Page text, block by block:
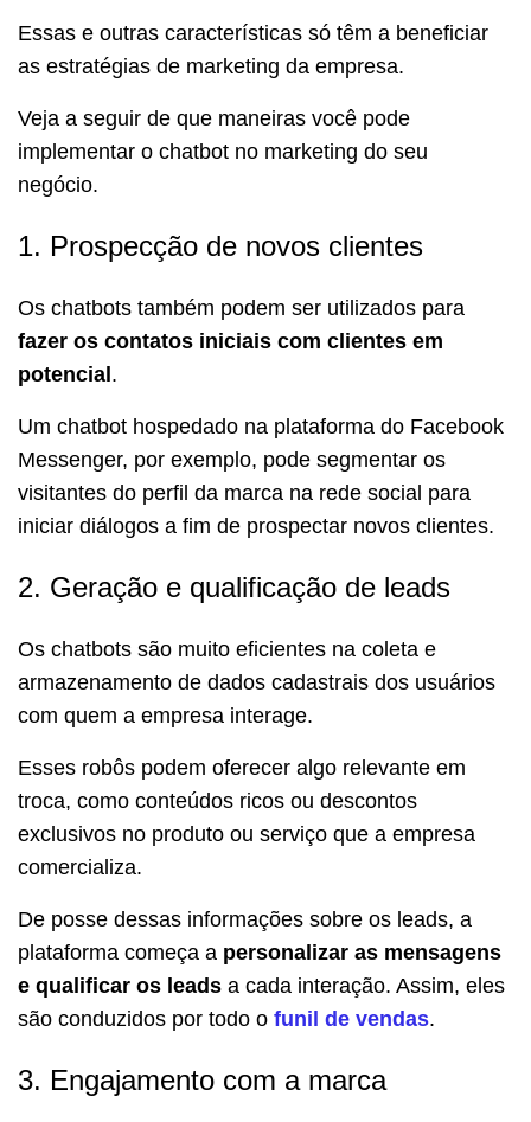
Essas e outras características só têm a beneficiar
as estratégias de marketing da empresa.
Veja a seguir de que maneiras você pode
implementar o chatbot no marketing do seu
negócio.
1. Prospecção de novos clientes
Os chatbots também podem ser utilizados para
fazer os contatos iniciais com clientes em
potencial.
Um chatbot hospedado na plataforma do Facebook
Messenger, por exemplo, pode segmentar os
visitantes do perfil da marca na rede social para
iniciar diálogos a fim de prospectar novos clientes.
2. Geração e qualificação de leads
Os chatbots são muito eficientes na coleta e
armazenamento de dados cadastrais dos usuários
com quem a empresa interage.
Esses robôs podem oferecer algo relevante em
troca, como conteúdos ricos ou descontos
exclusivos no produto ou serviço que a empresa
comercializa.
De posse dessas informações sobre os leads, a
plataforma começa a personalizar as mensagens
e qualificar os leads a cada interação. Assim, eles
são conduzidos por todo o funil de vendas.
3. Engajamento com a marca